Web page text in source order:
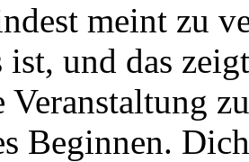
meint zu
und das
Veranstaltung
Beginnen.